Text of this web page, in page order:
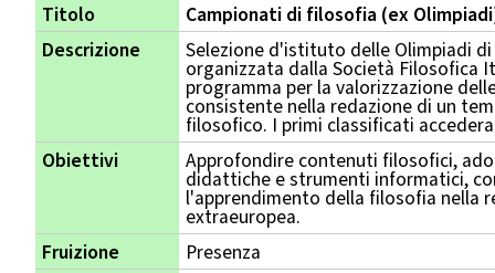
Titolo
Campionati di filosofia (ex
Descrizione
Selezione d'istituto delle Olimpiadi
organizzata dalla Società Filosofica
programma per la valorizzazione
consistente nella redazione di un
filosofico. I primi classificati
Obiettivi
Approfondire contenuti filosofici,
didattiche e strumenti informatici,
l'apprendimento della filosofia nella
extraeuropea.
Fruizione
Presenza